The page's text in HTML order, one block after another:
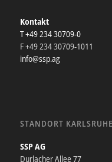
Kontakt
T +49 234 30709-0
F +49 234 30709-1011
info@ssp.ag
STANDORT KARLSRUHE
SSP AG
Durlacher Allee 77